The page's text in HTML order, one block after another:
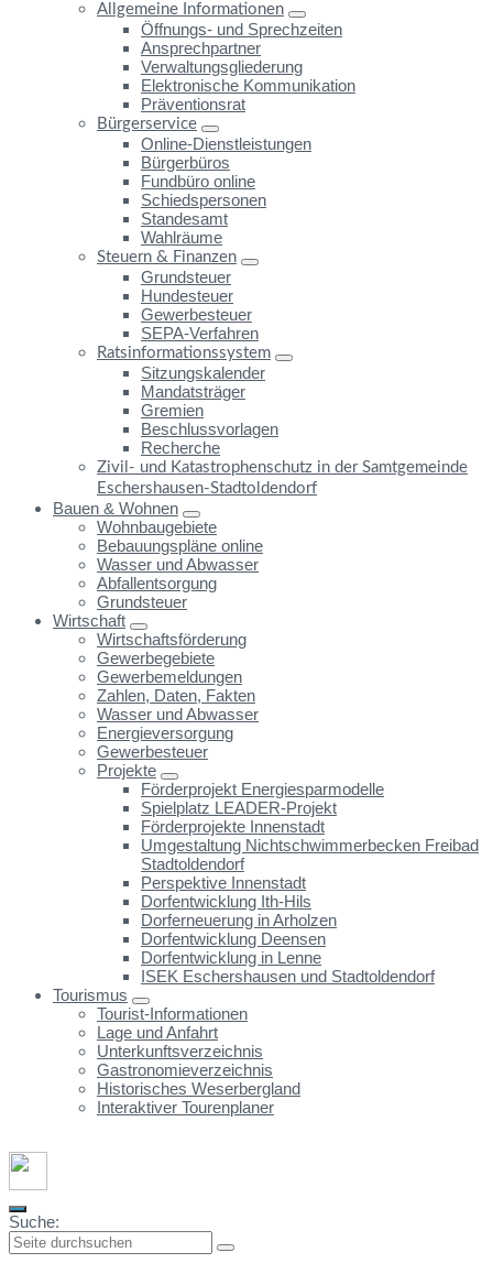
Allgemeine Informationen
Öffnungs- und Sprechzeiten
Ansprechpartner
Verwaltungsgliederung
Elektronische Kommunikation
Präventionsrat
Bürgerservice
Online-Dienstleistungen
Bürgerbüros
Fundbüro online
Schiedspersonen
Standesamt
Wahlräume
Steuern & Finanzen
Grundsteuer
Hundesteuer
Gewerbesteuer
SEPA-Verfahren
Ratsinformationssystem
Sitzungskalender
Mandatsträger
Gremien
Beschlussvorlagen
Recherche
Zivil- und Katastrophenschutz in der Samtgemeinde
Eschershausen-Stadtoldendorf
Bauen & Wohnen
Wohnbaugebiete
Bebauungspläne online
Wasser und Abwasser
Abfallentsorgung
Grundsteuer
Wirtschaft
Wirtschaftsförderung
Gewerbegebiete
Gewerbemeldungen
Zahlen, Daten, Fakten
Wasser und Abwasser
Energieversorgung
Gewerbesteuer
Projekte
Förderprojekt Energiesparmodelle
Spielplatz LEADER-Projekt
Förderprojekte Innenstadt
Umgestaltung Nichtschwimmerbecken Freibad
Stadtoldendorf
Perspektive Innenstadt
Dorfentwicklung Ith-Hils
Dorferneuerung in Arholzen
Dorfentwicklung Deensen
Dorfentwicklung in Lenne
ISEK Eschershausen und Stadtoldendorf
Tourismus
Tourist-Informationen
Lage und Anfahrt
Unterkunftsverzeichnis
Gastronomieverzeichnis
Historisches Weserbergland
Interaktiver Tourenplaner
Suche: